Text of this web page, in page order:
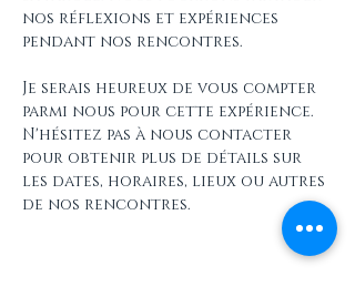
nos réflexions et expériences
pendant nos rencontres.
Je serais heureux de vous compter
parmi nous pour cette expérience.
N'hésitez pas à nous contacter
pour obtenir plus de détails sur
les dates, horaires, lieux ou autres
de nos rencontres.